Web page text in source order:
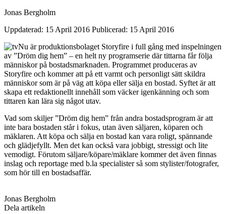
Jonas Bergholm
Uppdaterad: 15 April 2016 Publicerad: 15 April 2016
Nu är produktionsbolaget Storyfire i full gång med inspelningen
av ”Dröm dig hem” – en helt ny programserie där tittarna får följa
människor på bostadsmarknaden. Programmet produceras av
Storyfire och kommer att på ett varmt och personligt sätt skildra
människor som är på väg att köpa eller sälja en bostad. Syftet är att
skapa ett redaktionellt innehåll som väcker igenkänning och som
tittaren kan lära sig något utav.
Vad som skiljer ”Dröm dig hem” från andra bostadsprogram är att
inte bara bostaden står i fokus, utan även säljaren, köparen och
mäklaren. Att köpa och sälja en bostad kan vara roligt, spännande
och glädjefyllt. Men det kan också vara jobbigt, stressigt och lite
vemodigt. Förutom säljare/köpare/mäklare kommer det även finnas
inslag och reportage med b.la specialister så som stylister/fotografer,
som hör till en bostadsaffär.
Jonas Bergholm
Dela artikeln